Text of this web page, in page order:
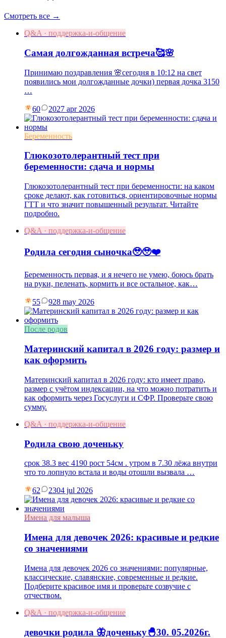
Смотреть все →
Q&A · поддержка-и-общение
Самая долгожданная встреча🥰🌸
Принимаю поздравления 🌸сегодня в 10:12 на свет
появились мои долгожданные дочки) первая дочка 3150
…
60 2027 apr 2026
Беременность
Глюкозотолерантный тест при
беременности: сдача и нормы
Глюкозотолерантный тест при беременности: на каком
сроке делают, как готовиться, ориентировочные нормы
ГТТ и что значит повышенный результат. Читайте
подробно.
Q&A · поддержка-и-общение
Родила сегодня сыночка🥹🥹❤️
Беременность первая, и я нечего не умею, боюсь брать
на руки, пеленать, кормить и все остальное, как…
55 928 may 2026
После родов
Материнский капитал в 2026 году: размер и
как оформить
Материнский капитал в 2026 году: кто имеет право,
размер с учётом индексации, на что можно потратить и
как оформить через Госуслуги и СФР. Проверьте свою
сумму.
Q&A · поддержка-и-общение
Родила свою доченьку
срок 38.3 вес 4190 рост 54см . утром в 7.30 лёжа внутри
что то лопнуло встала и воды отошли вызвала …
62 2304 jul 2026
Имена для малыша
Имена для девочек 2026: красивые и редкие
со значениями
Имена для девочек 2026 со значениями: популярные,
классические, славянские, современные и редкие.
Подберите красивое имя и проверьте созвучие с
отчеством.
Q&A · поддержка-и-общение
девочки родила 🦋доченьку🐣30. 05.2026г.